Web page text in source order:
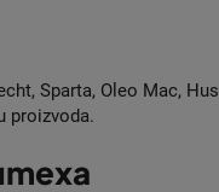
Sparta, Oleo Mac,
proizvoda.